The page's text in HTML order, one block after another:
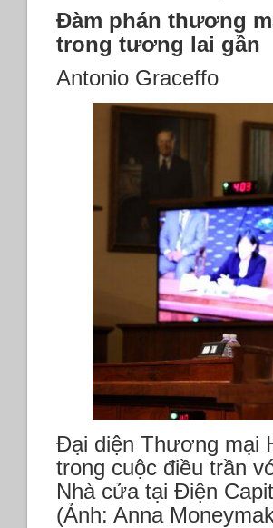
Đàm phán thương
trong tương lai gần
Antonio Graceffo
Đại diện Thương mại
trong cuộc điều trần
Nhà cửa tại Điện
(Ảnh: Anna